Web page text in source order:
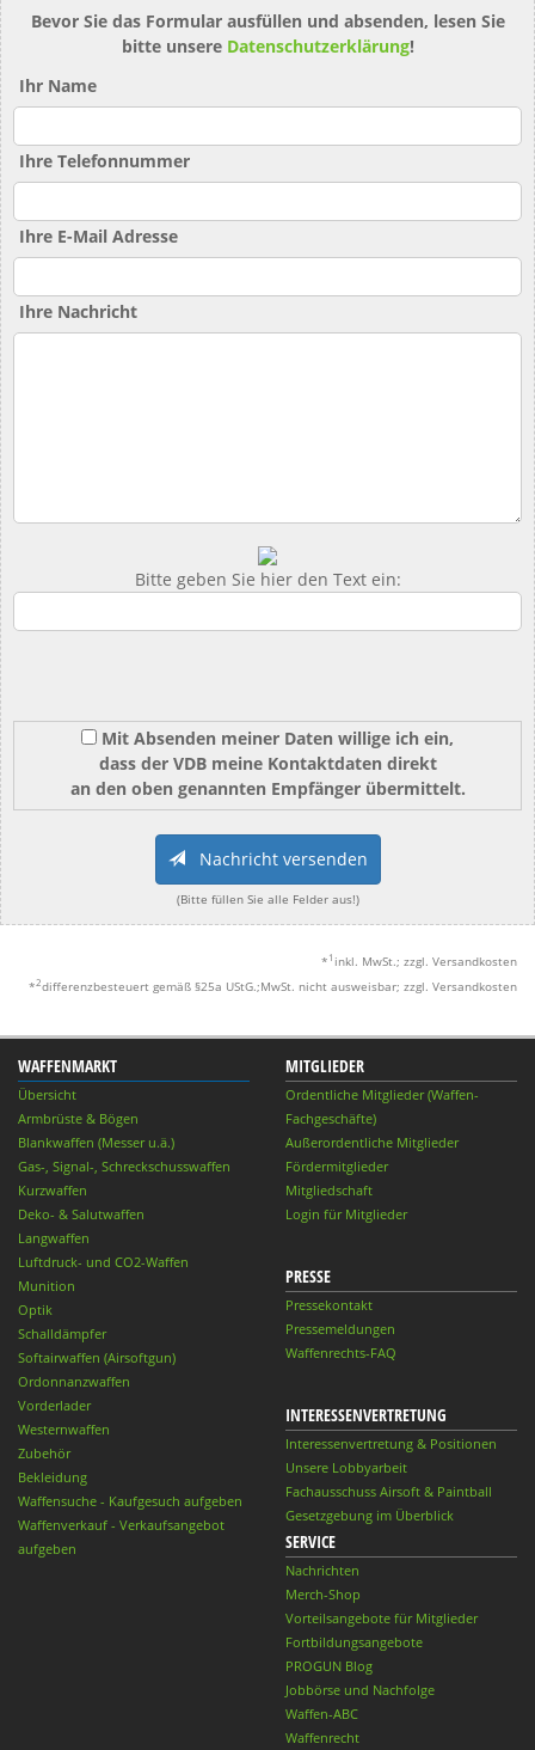
Bevor Sie das Formular ausfüllen und absenden, lesen Sie
bitte unsere Datenschutzerklärung!
Ihr Name
Ihre Telefonnummer
Ihre E-Mail Adresse
Ihre Nachricht
Bitte geben Sie hier den Text ein:
Mit Absenden meiner Daten willige ich ein,
dass der VDB meine Kontaktdaten direkt
an den oben genannten Empfänger übermittelt.
Nachricht versenden
(Bitte füllen Sie alle Felder aus!)
* 1 inkl. MwSt.; zzgl. Versandkosten
*2differenzbesteuert gemäß §25a UStG.;MwSt. nicht ausweisbar; zzgl. Versandkosten
WAFFENMARKT
Übersicht
Armbrüste & Bögen
Blankwaffen (Messer u.ä.)
Gas-, Signal-, Schreckschusswaffen
Kurzwaffen
Deko- & Salutwaffen
Langwaffen
Luftdruck- und CO2-Waffen
Munition
Optik
Schalldämpfer
Softairwaffen (Airsoftgun)
Ordonnanzwaffen
Vorderlader
Westernwaffen
Zubehör
Bekleidung
Waffensuche - Kaufgesuch aufgeben
Waffenverkauf - Verkaufsangebot
aufgeben
MITGLIEDER
Ordentliche Mitglieder (Waffen-
Fachgeschäfte)
Außerordentliche Mitglieder
Fördermitglieder
Mitgliedschaft
Login für Mitglieder
PRESSE
Pressekontakt
Pressemeldungen
Waffenrechts-FAQ
INTERESSENVERTRETUNG
Interessenvertretung & Positionen
Unsere Lobbyarbeit
Fachausschuss Airsoft & Paintball
Gesetzgebung im Überblick
SERVICE
Nachrichten
Merch-Shop
Vorteilsangebote für Mitglieder
Fortbildungsangebote
PROGUN Blog
Jobbörse und Nachfolge
Waffen-ABC
Waffenrecht